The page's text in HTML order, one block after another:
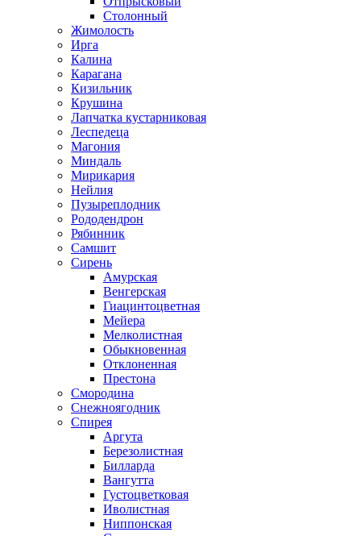
Столонный
Жимолость
Ирга
Калина
Карагана
Кизильник
Крушина
Лапчатка кустарниковая
Леспедеца
Магония
Миндаль
Мирикария
Нейлия
Пузыреплодник
Рододендрон
Рябинник
Самшит
Сирень
Амурская
Венгерская
Гиацинтоцветная
Мейера
Мелколистная
Обыкновенная
Отклоненная
Престона
Смородина
Снежноягодник
Спирея
Аргута
Березолистная
Билларда
Вангутта
Густоцветковая
Иволистная
Ниппонская